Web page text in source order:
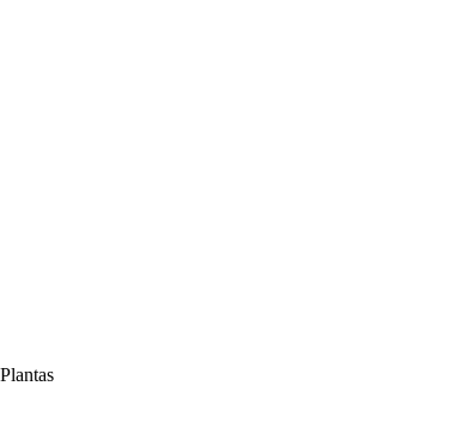
Plantas